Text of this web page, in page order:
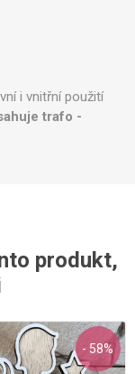
i vnitřní použití
trafo -
produkt,
- 58%